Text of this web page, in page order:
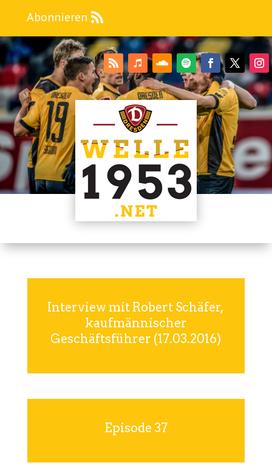
Abonnieren
Interview mit Robert Schäfer,
kaufmännischer
Geschäftsführer (17.03.2016)
Episode 37